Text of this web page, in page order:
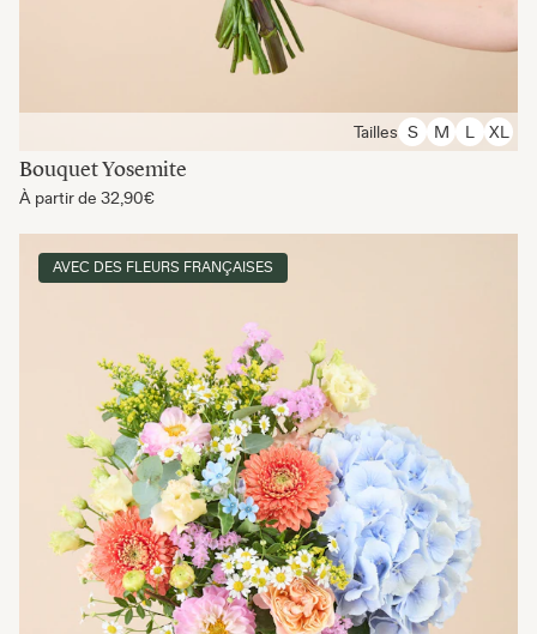
Tailles S M XL
Bouquet Yosemite
À partir de 32,90€
AVEC DES FLEURS FRANÇAISES